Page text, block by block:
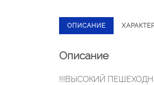
ОПИСАНИЕ
Описание
!!!ВЫСОКИЙ